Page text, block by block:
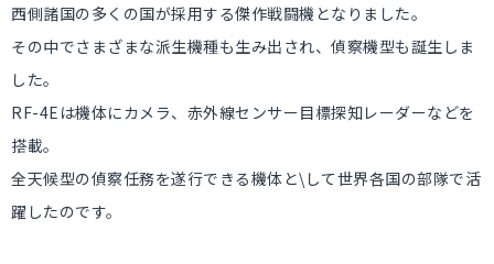
西側諸国の多くの国が採用する傑作戦闘機となりました。
その中でさまざまな派生機種も生み出され、偵察機型も誕生しま
した。
RF-4Eは機体にカメラ、赤外線センサー目標探知レーダーなどを
搭載。
全天候型の偵察任務を遂行できる機体と\して世界各国の部隊で活
躍したのです。